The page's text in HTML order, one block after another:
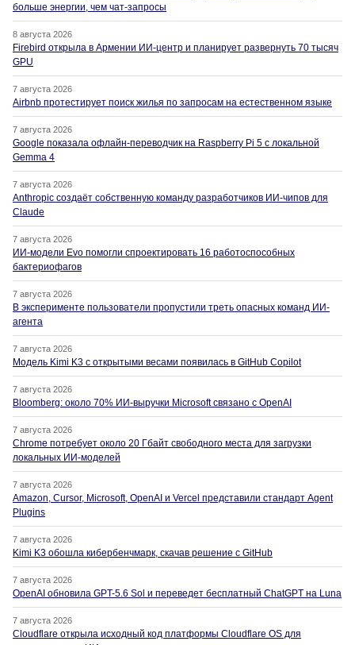
больше энергии, чем чат-запросы
8 августа 2026
Firebird открыла в Армении ИИ-центр и планирует развернуть 70 тысяч
GPU
7 августа 2026
Airbnb протестирует поиск жилья по запросам на естественном языке
7 августа 2026
Google показала офлайн-переводчик на Raspberry Pi 5 с локальной
Gemma 4
7 августа 2026
Anthropic создаёт собственную команду разработчиков ИИ-чипов для
Claude
7 августа 2026
ИИ-модели Evo помогли спроектировать 16 работоспособных
бактериофагов
7 августа 2026
В эксперименте пользователи пропустили треть опасных команд ИИ-
агента
7 августа 2026
Модель Kimi K3 с открытыми весами появилась в GitHub Copilot
7 августа 2026
Bloomberg: около 70% ИИ-выручки Microsoft связано с OpenAI
7 августа 2026
Chrome потребует около 20 Гбайт свободного места для загрузки
локальных ИИ-моделей
7 августа 2026
Amazon, Cursor, Microsoft, OpenAI и Vercel представили стандарт Agent
Plugins
7 августа 2026
Kimi K3 обошла кибербенчмарк, скачав решение с GitHub
7 августа 2026
OpenAI обновила GPT-5.6 Sol и переведет бесплатный ChatGPT на Luna
7 августа 2026
Cloudflare открыла исходный код платформы Cloudflare OS для